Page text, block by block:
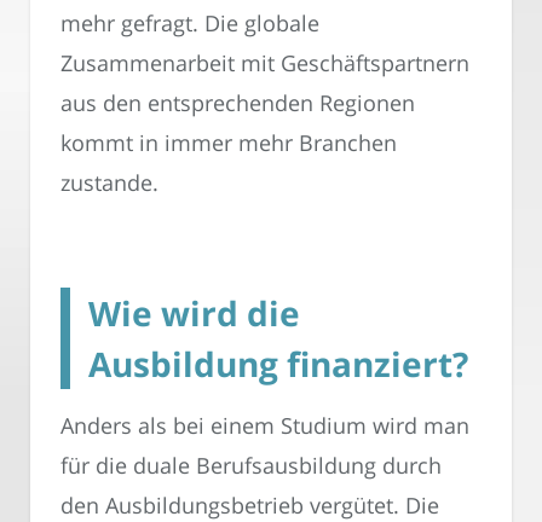
mehr gefragt. Die globale
Zusammenarbeit mit Geschäftspartnern
aus den entsprechenden Regionen
kommt in immer mehr Branchen
zustande.
Wie wird die
Ausbildung finanziert?
Anders als bei einem Studium wird man
für die duale Berufsausbildung durch
den Ausbildungsbetrieb vergütet. Die